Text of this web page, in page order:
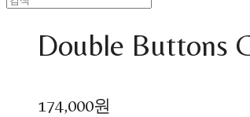
Double Buttons
174,000원